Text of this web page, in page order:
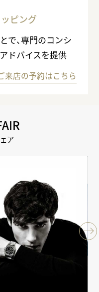
ピング
で、専門のコンシ
ドバイスを提供
来店の予約はこちら
ア